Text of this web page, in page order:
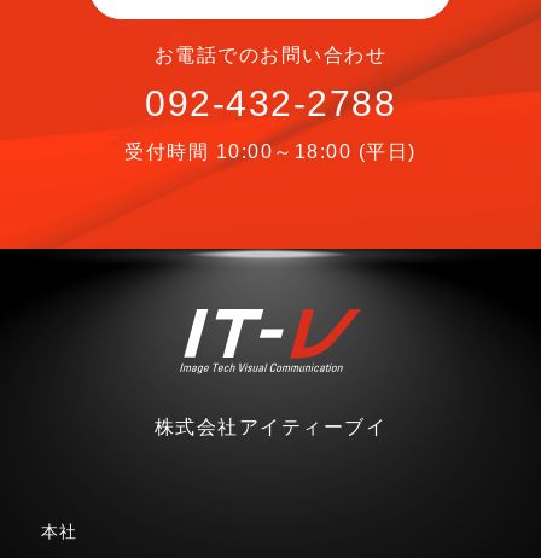
お電話でのお問い合わせ
092-432-2788
受付時間 10:00～18:00 (平日)
株式会社アイティーブイ
本社